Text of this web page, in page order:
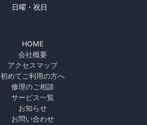
日曜・祝日
HOME
会社概要
アクセスマップ
初めてご利用の方へ
修理のご相談
サービス一覧
お知らせ
お問い合わせ